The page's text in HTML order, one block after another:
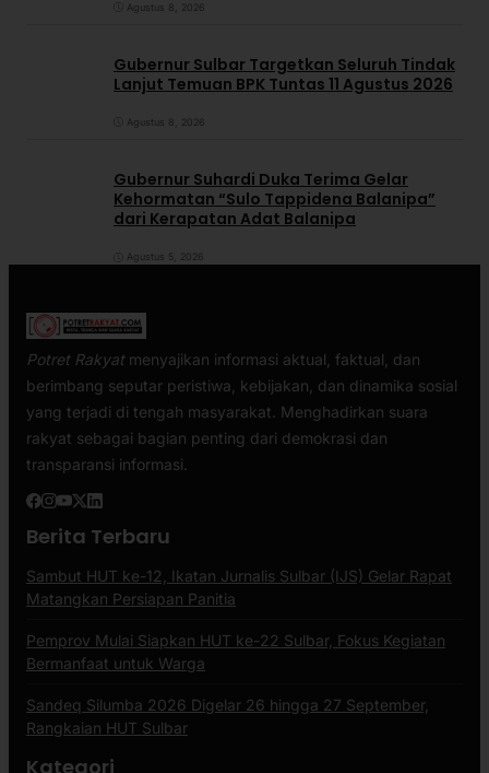
Agustus 8, 2026
Gubernur Sulbar Targetkan Seluruh Tindak
Lanjut Temuan BPK Tuntas 11 Agustus 2026
Agustus 8, 2026
Gubernur Suhardi Duka Terima Gelar
Kehormatan “Sulo Tappidena Balanipa”
dari Kerapatan Adat Balanipa
Agustus 5, 2026
Potret Rakyatmenyajikan informasi aktual, faktual, dan
berimbang seputar peristiwa, kebijakan, dan dinamika sosial
yang terjadi di tengah masyarakat. Menghadirkan suara
rakyat sebagai bagian penting dari demokrasi dan
transparansi informasi.
Berita Terbaru
Sambut HUT ke-12, Ikatan Jurnalis Sulbar (IJS) Gelar Rapat
Matangkan Persiapan Panitia
Pemprov Mulai Siapkan HUT ke-22 Sulbar, Fokus Kegiatan
Bermanfaat untuk Warga
Sandeq Silumba 2026 Digelar 26 hingga 27 September,
Rangkaian HUT Sulbar
Kategori